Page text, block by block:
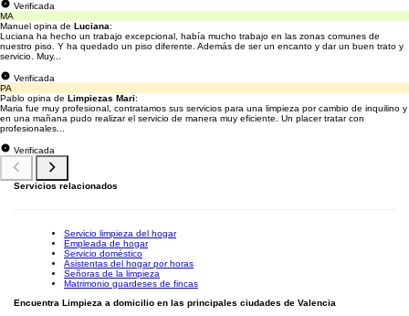
Verificada
MA
Manuel opina de Luciana:
Luciana ha hecho un trabajo excepcional, había mucho trabajo en las zonas comunes de
nuestro piso. Y ha quedado un piso diferente. Además de ser un encanto y dar un buen trato y
servicio. Muy...
Verificada
PA
Pablo opina de Limpiezas Mari:
Maria fue muy profesional, contratamos sus servicios para una limpieza por cambio de inquilino y
en una mañana pudo realizar el servicio de manera muy eficiente. Un placer tratar con
profesionales...
Verificada
Servicios relacionados
Servicio limpieza del hogar
Empleada de hogar
Servicio doméstico
Asistentas del hogar por horas
Señoras de la limpieza
Matrimonio guardeses de fincas
Encuentra Limpieza a domicilio en las principales ciudades de Valencia